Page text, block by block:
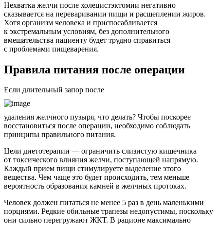
Нехватка желчи после холецистэктомии негативно
сказывается на переваривании пищи и расщеплении жиров.
Хотя организм человека и приспосабливается
к экстремальным условиям, без дополнительного
вмешательства пациенту будет трудно справиться
с проблемами пищеварения.
Правила питания после операции
Если длительный запор после
удаления желчного пузыря, что делать? Чтобы поскорее
восстановиться после операции, необходимо соблюдать
принципы правильного питания.
Цели диетотерапии — ограничить слизистую кишечника
от токсического влияния желчи, поступающей напрямую.
Каждый прием пищи стимулируете выделение этого
вещества. Чем чаще это будет происходить, тем меньше
вероятность образования камней в желчных протоках.
Человек должен питаться не менее 5 раз в день маленькими
порциями. Редкие обильные трапезы недопустимы, поскольку
они сильно перегружают ЖКТ. В рационе максимально